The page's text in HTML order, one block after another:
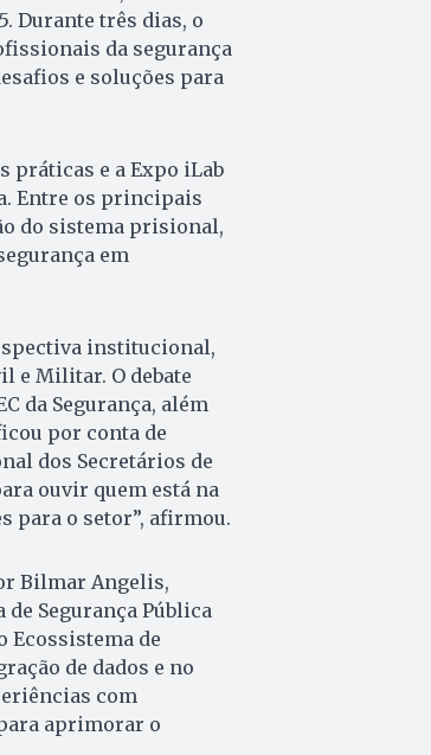
Durante três dias, o
da segurança
e soluções para
práticas e a Expo iLab
Entre os principais
do sistema prisional,
em
institucional,
e Militar. O debate
da Segurança, além
por conta de
dos Secretários de
ouvir quem está na
para o setor”, afirmou.
Bilmar Angelis,
Segurança Pública
Ecossistema de
de dados e no
com
aprimorar o